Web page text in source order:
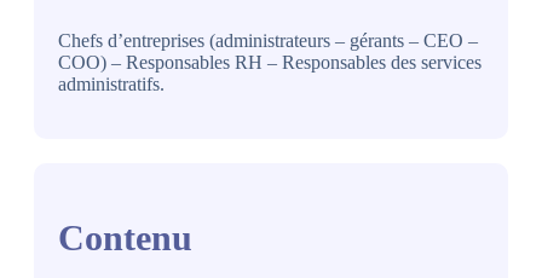
Chefs d’entreprises (administrateurs – gérants – CEO –
COO) – Responsables RH – Responsables des services
administratifs.
Contenu